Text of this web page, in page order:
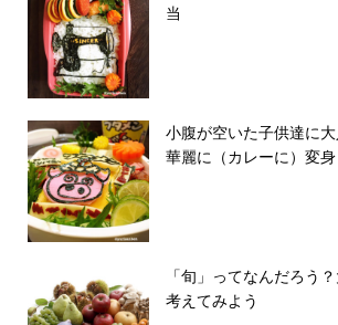
当
小腹が空いた子供達に
華麗に（カレーに）変
「旬」ってなんだろう
考えてみよう